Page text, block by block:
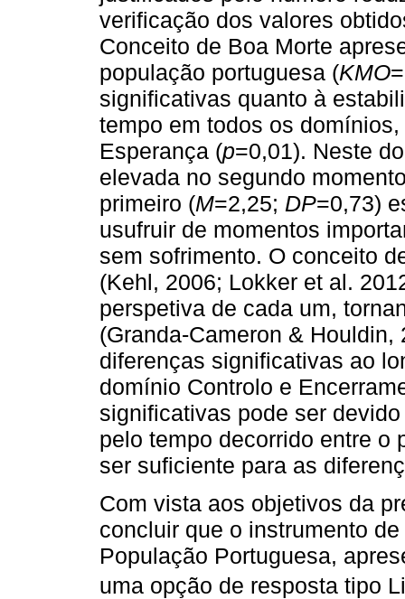
verificação dos valores
Conceito de Boa Morte
população portuguesa (KMO
significativas quanto à
tempo em todos os
Esperança (p=0,01). Neste
elevada no segundo
primeiro (M=2,25; DP=0,73)
usufruir de momentos
sem sofrimento. O conceito
(Kehl, 2006; Lokker et al.
perspetiva de cada um,
(Granda-Cameron &
diferenças significativas ao
domínio Controlo e
significativas pode ser
pelo tempo decorrido entre o
ser suficiente para as
Com vista aos objetivos da
concluir que o instrumento
População Portuguesa,
uma opção de resposta tipo